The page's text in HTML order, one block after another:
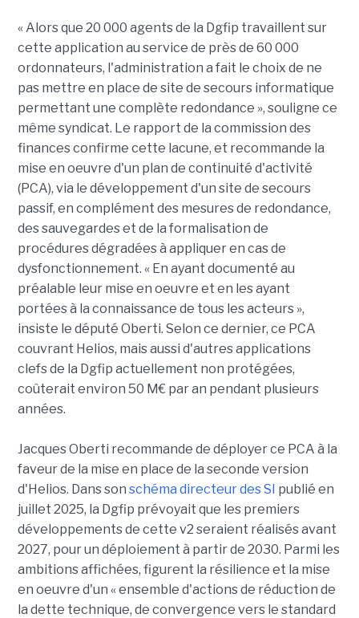
« Alors que 20 000 agents de la Dgfip travaillent sur
cette application au service de près de 60 000
ordonnateurs, l'administration a fait le choix de ne
pas mettre en place de site de secours informatique
permettant une complète redondance », souligne ce
même syndicat. Le rapport de la commission des
finances confirme cette lacune, et recommande la
mise en oeuvre d'un plan de continuité d'activité
(PCA), via le développement d'un site de secours
passif, en complément des mesures de redondance,
des sauvegardes et de la formalisation de
procédures dégradées à appliquer en cas de
dysfonctionnement. « En ayant documenté au
préalable leur mise en oeuvre et en les ayant
portées à la connaissance de tous les acteurs »,
insiste le député Oberti. Selon ce dernier, ce PCA
couvrant Helios, mais aussi d'autres applications
clefs de la Dgfip actuellement non protégées,
coûterait environ 50 M€ par an pendant plusieurs
années.
Jacques Oberti recommande de déployer ce PCA à la
faveur de la mise en place de la seconde version
d'Helios. Dans son schéma directeur des SI publié en
juillet 2025, la Dgfip prévoyait que les premiers
développements de cette v2 seraient réalisés avant
2027, pour un déploiement à partir de 2030. Parmi les
ambitions affichées, figurent la résilience et la mise
en oeuvre d'un « ensemble d'actions de réduction de
la dette technique, de convergence vers le standard